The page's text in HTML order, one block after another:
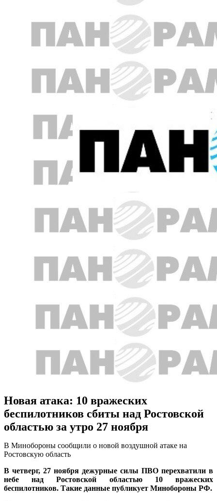
Новая атака: 10 вражеских
беспилотников сбиты над Ростовской
областью за утро 27 ноября
В Минобороны сообщили о новой воздушной атаке на
Ростовскую область
В четверг, 27 ноября дежурные силы ПВО перехватили в
небе над Ростовской областью 10 вражеских
беспилотников. Такие данные публикует Минобороны РФ.